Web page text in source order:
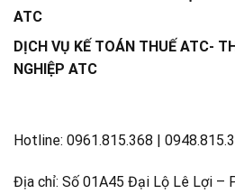
ATC
DỊCH VỤ KẾ TOÁN THUẾ ATC-
NGHIỆP ATC
Hotline: 0961.815.368 |
Địa chỉ: Số 01A45 Đại Lộ Lê Lợi –